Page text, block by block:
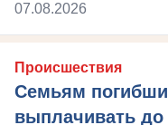
07.08.2026
Происшествия
Семьям
выплачивать